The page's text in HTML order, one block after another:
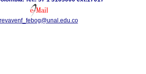
revavenf_febog@unal.edu.co